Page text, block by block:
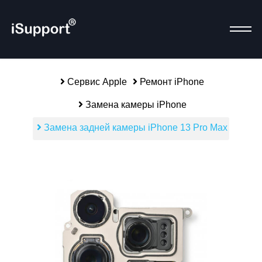
alias-parent-active">
Сервис Apple Ремонт iPhone
Замена камеры iPhone
Замена задней камеры iPhone 13 Pro Max